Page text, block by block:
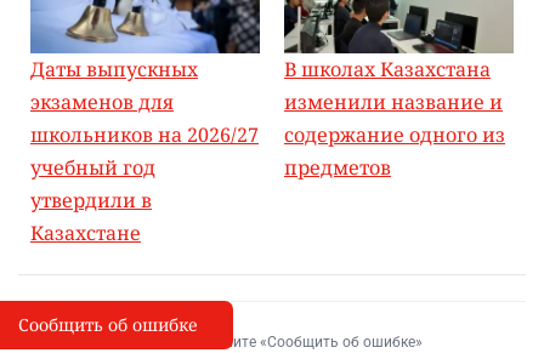
Даты выпускных
экзаменов для
школьников на 2026/27
учебный год
утвердили в
Казахстане
В школах Казахстана
изменили название и
содержание одного из
предметов
I
Сообщить об опечатке
Выделите фрагмент и нажмите «Сообщить об ошибке»
Сообщить об ошибке